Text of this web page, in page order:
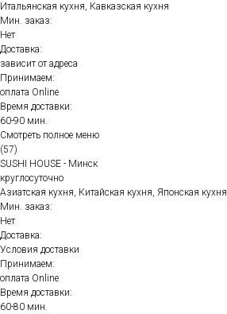
Итальянская кухня, Кавказская кухня
Мин. заказ:
Нет
Доставка:
зависит от адреса
Принимаем:
оплата Online
Время доставки:
60-90 мин.
Смотреть полное меню
(57)
SUSHI HOUSE - Минск
круглосуточно
Азиатская кухня, Китайская кухня, Японская кухня
Мин. заказ:
Нет
Доставка:
Условия доставки
Принимаем:
оплата Online
Время доставки:
60-80 мин.